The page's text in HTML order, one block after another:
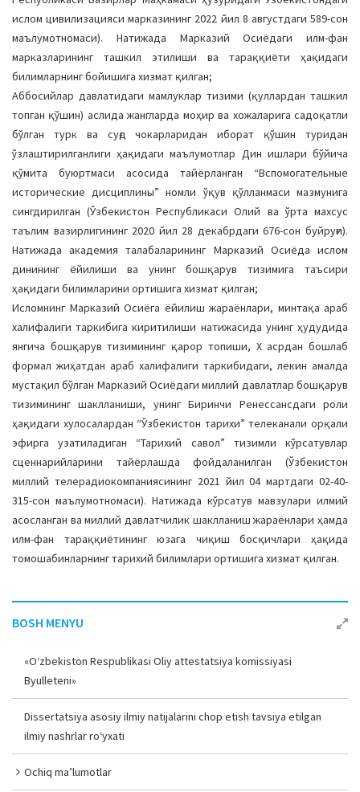
ислом цивилизацияси марказининг 2022 йил 8 августдаги 589-сон
маълумотномаси). Натижада Марказий Осиёдаги илм-фан
марказларининг ташкил этилиши ва тараққиёти ҳақидаги
билимларнинг бойишига хизмат қилган;
Аббосийлар давлатидаги мамлуклар тизими (қуллардан ташкил
топган қўшин) аслида жангларда моҳир ва хожаларига садоқатли
бўлган турк ва суғд чокарларидан иборат қўшин туридан
ўзлаштирилганлиги ҳақидаги маълумотлар Дин ишлари бўйича
қўмита буюртмаси асосида тайёрланган “Вспомогательные
исторические дисциплины” номли ўқув қўлланмаси мазмунига
сингдирилган (Ўзбекистон Республикаси Олий ва ўрта махсус
таълим вазирлигининг 2020 йил 28 декабрдаги 676-сон буйруғи).
Натижада академия талабаларининг Марказий Осиёда ислом
динининг ёйилиши ва унинг бошқарув тизимига таъсири
ҳақидаги билимларини ортишига хизмат қилган;
Исломнинг Марказий Осиёга ёйилиш жараёнлари, минтақа араб
халифалиги таркибига киритилиши натижасида унинг ҳудудида
янгича бошқарув тизимининг қарор топиши, Х асрдан бошлаб
формал жиҳатдан араб халифалиги таркибидаги, лекин амалда
мустақил бўлган Марказий Осиёдаги миллий давлатлар бошқарув
тизимининг шаклланиши, унинг Биринчи Ренессансдаги роли
ҳақидаги хулосалардан “Ўзбекистон тарихи” телеканали орқали
эфирга узатиладиган “Тарихий савол” тизимли кўрсатувлар
сценнарийларини тайёрлашда фойдаланилган (Ўзбекистон
миллий телерадиокомпаниясининг 2021 йил 04 мартдаги 02-40-
315-сон маълумотномаси). Натижада кўрсатув мавзулари илмий
асосланган ва миллий давлатчилик шаклланиш жараёнлари ҳамда
илм-фан тараққиётининг юзага чиқиш босқичлари ҳақида
томошабинларнинг тарихий билимлари ортишига хизмат қилган.
BOSH MENYU
«O‘zbekiston Respublikasi Oliy attestatsiya komissiyasi
Byulleteni»
Dissertatsiya asosiy ilmiy natijalarini chop etish tavsiya etilgan
ilmiy nashrlar ro‘yxati
Ochiq ma’lumotlar